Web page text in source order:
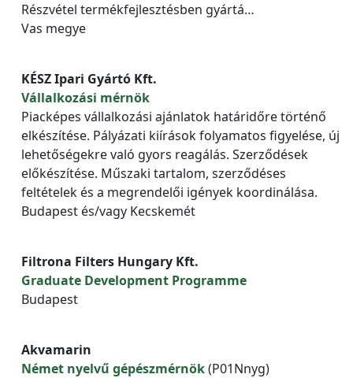
Részvétel termékfejlesztésben gyártá…
Vas megye
KÉSZ Ipari Gyártó Kft.
Vállalkozási mérnök
Piacképes vállalkozási ajánlatok határidőre történő
elkészítése. Pályázati kiírások folyamatos figyelése, új
lehetőségekre való gyors reagálás. Szerződések
előkészítése. Műszaki tartalom, szerződéses
feltételek és a megrendelői igények koordinálása.
Budapest és/vagy Kecskemét
Filtrona Filters Hungary Kft.
Graduate Development Programme
Budapest
Akvamarin
Német nyelvű gépészmérnök(P01Nnyg)